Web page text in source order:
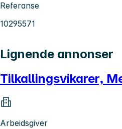
Referanse
10295571
Lignende annonser
Tilkallingsvikarer,
Arbeidsgiver